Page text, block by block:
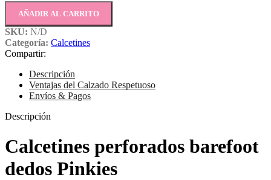
AÑADIR AL CARRITO
SKU: N/D
Categoría: Calcetines
Compartir:
Descripción
Ventajas del Calzado Respetuoso
Envíos & Pagos
Descripción
Calcetines perforados barefoot
dedos Pinkies